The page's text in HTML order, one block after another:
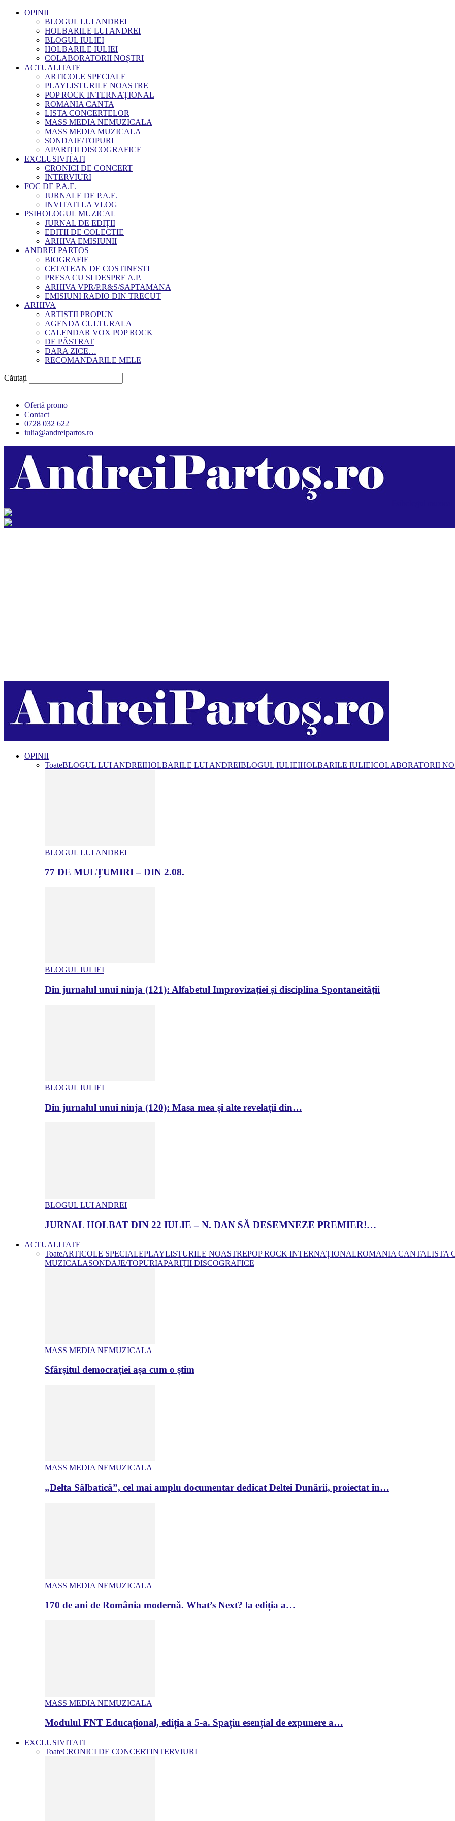
OPINII
BLOGUL LUI ANDREI
HOLBARILE LUI ANDREI
BLOGUL IULIEI
HOLBARILE IULIEI
COLABORATORII NOȘTRI
ACTUALITATE
ARTICOLE SPECIALE
PLAYLISTURILE NOASTRE
POP ROCK INTERNAȚIONAL
ROMANIA CANTA
LISTA CONCERTELOR
MASS MEDIA NEMUZICALA
MASS MEDIA MUZICALA
SONDAJE/TOPURI
APARIȚII DISCOGRAFICE
EXCLUSIVITATI
CRONICI DE CONCERT
INTERVIURI
FOC DE P.A.E.
JURNALE DE P.A.E.
INVITATI LA VLOG
PSIHOLOGUL MUZICAL
JURNAL DE EDIȚII
EDITII DE COLECTIE
ARHIVA EMISIUNII
ANDREI PARTOS
BIOGRAFIE
CETATEAN DE COSTINESTI
PRESA CU SI DESPRE A.P.
ARHIVA VPR/P.R&S/SAPTAMANA
EMISIUNI RADIO DIN TRECUT
ARHIVA
ARTIȘTII PROPUN
AGENDA CULTURALA
CALENDAR VOX POP ROCK
DE PĂSTRAT
DARA ZICE…
RECOMANDARILE MELE
Căutați
Ofertă promo
Contact
0728 032 622
iulia@andreipartos.ro
OPINII
ToateBLOGUL LUI ANDREIHOLBARILE LUI ANDREIBLOGUL IULIEIHOLBARILE IULIEICOLABORATORII
BLOGUL LUI ANDREI
77 DE MULȚUMIRI – DIN 2.08.
BLOGUL IULIEI
Din jurnalul unui ninja (121): Alfabetul Improvizației și disciplina Spontaneității
BLOGUL IULIEI
Din jurnalul unui ninja (120): Masa mea și alte revelații din…
BLOGUL LUI ANDREI
JURNAL HOLBAT DIN 22 IULIE – N. DAN SĂ DESEMNEZE PREMIER!…
ACTUALITATE
ToateARTICOLE SPECIALEPLAYLISTURILE NOASTREPOP ROCK INTERNAȚIONALROMANIA CANTALISTA
MUZICALASONDAJE/TOPURIAPARIȚII DISCOGRAFICE
MASS MEDIA NEMUZICALA
Sfârșitul democrației așa cum o știm
MASS MEDIA NEMUZICALA
„Delta Sălbatică”, cel mai amplu documentar dedicat Deltei Dunării, proiectat în…
MASS MEDIA NEMUZICALA
170 de ani de România modernă. What’s Next? la ediția a…
MASS MEDIA NEMUZICALA
Modulul FNT Educațional, ediția a 5-a. Spațiu esențial de expunere a…
EXCLUSIVITATI
ToateCRONICI DE CONCERTINTERVIURI